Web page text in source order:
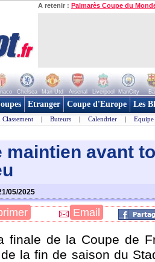
A retenir : Palmarès Coupe du
Chelsea Man Utd Arsenal Liverpool ManCity
Etranger Coupe d'Europe Les
| Buteurs | Calendrier | Equipe
maintien avant
05/2025
Email
finale de la Coupe de
la fin de saison du